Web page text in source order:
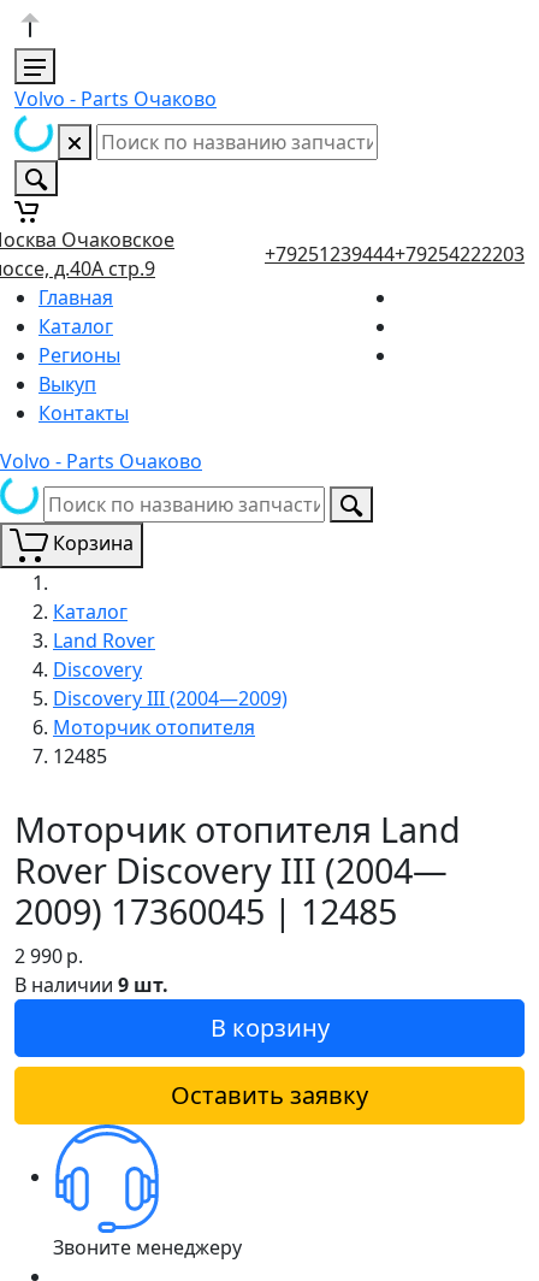
Volvo - Parts Очаково
Очаковское
д.40А стр.9
+79251239444+79254222203
Главная
Каталог
Регионы
Выкуп
Контакты
Volvo - Parts Очаково
Корзина
Каталог
Land Rover
Discovery
Discovery III (2004—2009)
Моторчик отопителя
12485
Моторчик отопителя Land
Rover Discovery III (2004—
2009) 17360045 | 12485
2 990р.
В наличии 9 шт.
В корзину
Оставить заявку
Звоните менеджеру